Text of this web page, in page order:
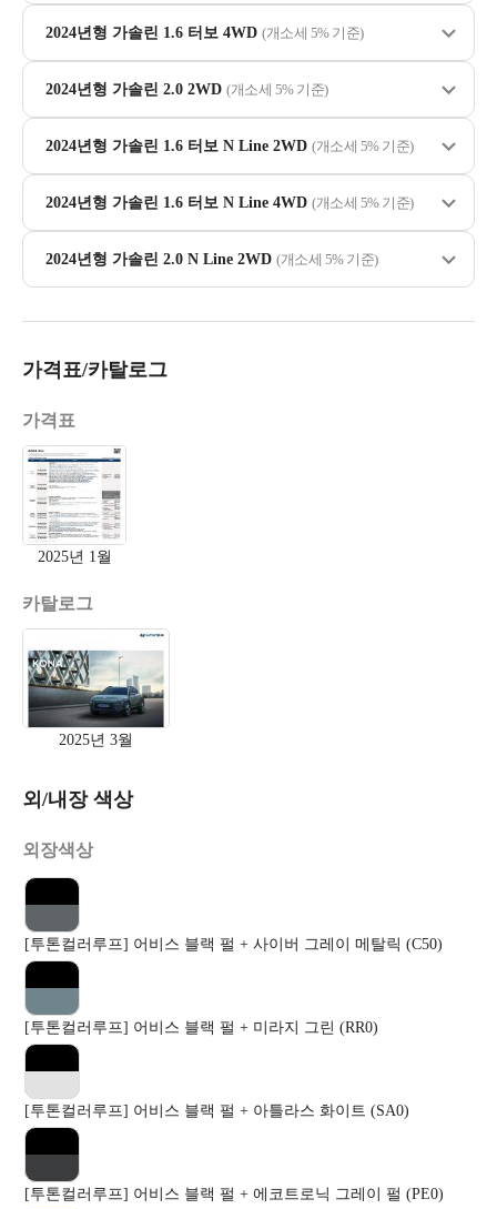
2024년형 가솔린 1.6 터보 4WD (개소세 5% 기준)
2024년형 가솔린 2.0 2WD (개소세 5% 기준)
2024년형 가솔린 1.6 터보 N Line 2WD (개소세 5% 기준)
2024년형 가솔린 1.6 터보 N Line 4WD (개소세 5% 기준)
2024년형 가솔린 2.0 N Line 2WD (개소세 5% 기준)
가격표/카탈로그
가격표
2025년 1월
카탈로그
2025년 3월
외/내장 색상
외장색상
[투톤컬러루프] 어비스 블랙 펄 + 사이버 그레이 메탈릭 (C50)
[투톤컬러루프] 어비스 블랙 펄 + 미라지 그린 (RR0)
[투톤컬러루프] 어비스 블랙 펄 + 아틀라스 화이트 (SA0)
[투톤컬러루프] 어비스 블랙 펄 + 에코트로닉 그레이 펄 (PE0)